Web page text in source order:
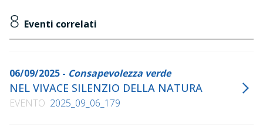
8 Eventi correlati
06/09/2025 - Consapevolezza verde
NEL VIVACE SILENZIO DELLA NATURA
EVENTO 2025_09_06_179